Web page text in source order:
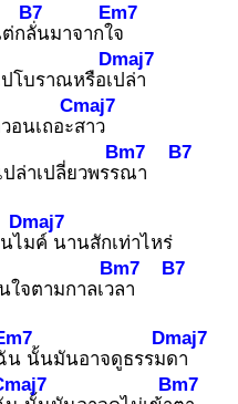
ก
B7
ลั่นมาจากใ
Em7
จ
โบราณหรือเ
Dmaj7
ปล่า
อนเถอะ
Cmaj7
สาว
ล่าเปลี่ยวพรร
Bm7
ณา
B7
ไ
Dmaj7
มค์ นานสักเท่าไหร่
ใจตามกาลเว
Bm7
ลา
B7
น นั้นมันอาจดูธรรม
Dmaj7
ดา
Bm7